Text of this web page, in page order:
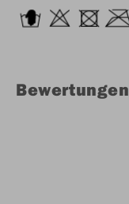
Bewertungen